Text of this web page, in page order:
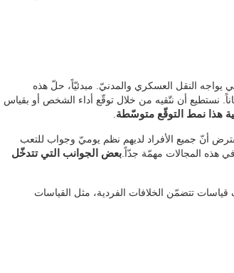
يواجه النقل العسكري والمدنيّ. مبدئيّاً، حلّ هذه
نستطيع أن نتّقيه من خلال توقّع أداء الشخص أو بقياس
هذا نمط التوقّع متوسّطة
أنّ جميع الأفراد لديهم نظم يوميّ وجواب للتعب
هذه المجالات مهمّة جدّاً. بعض الجوانب التي تتدخّل
قياسات تتضمّن الخلافات الفردية، مثل القياسات